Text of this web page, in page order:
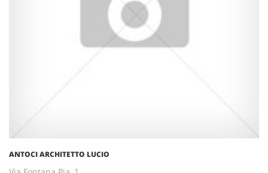
ANTOCI ARCHITETTO LUCIO